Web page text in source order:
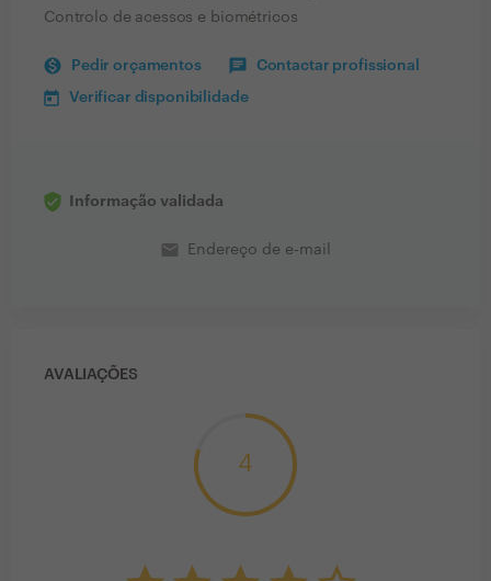
Controlo de acessos e biométricos
Pedir orçamentos Contactar profissional
Verificar disponibilidade
Informação validada
email Endereço de e-mail
AVALIAÇÕES
4